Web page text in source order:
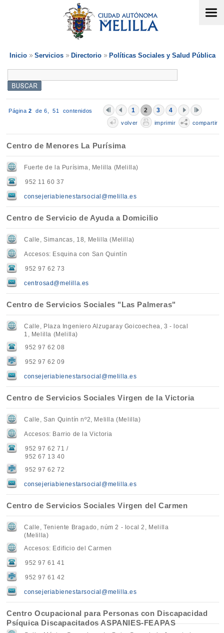
Inicio Servicios Directorio Políticas Sociales y Salud Pública
Página 2 de 6,51 contenidos 1 2 3 4
volver imprimir compartir
Centro de Menores La Purísima
Fuerte de la Purísima, Melilla (Melilla)
952 11 60 37
consejeriabienestarsocial@melilla.es
Centro de Servicio de Ayuda a Domicilio
Calle, Simancas, 18, Melilla (Melilla)
Accesos: Esquina con San Quintín
952 97 62 73
centrosad@melilla.es
Centro de Servicios Sociales "Las Palmeras"
Calle, Plaza Ingeniero Alzugaray Goicoechea, 3 - local
1, Melilla (Melilla)
952 97 62 08
952 97 62 09
consejeriabienestarsocial@melilla.es
Centro de Servicios Sociales Virgen de la Victoria
Calle, San Quintín nº2, Melilla (Melilla)
Accesos: Barrio de la Victoria
952 97 62 71 /
952 67 13 40
952 97 62 72
consejeriabienestarsocial@melilla.es
Centro de Servicios Sociales Virgen del Carmen
Calle, Teniente Bragado, núm 2 - local 2, Melilla
(Melilla)
Accesos: Edificio del Carmen
952 97 61 41
952 97 61 42
consejeriabienestarsocial@melilla.es
Centro Ocupacional para Personas con Discapacidad
Psíquica Discapacitados ASPANIES-FEAPAS